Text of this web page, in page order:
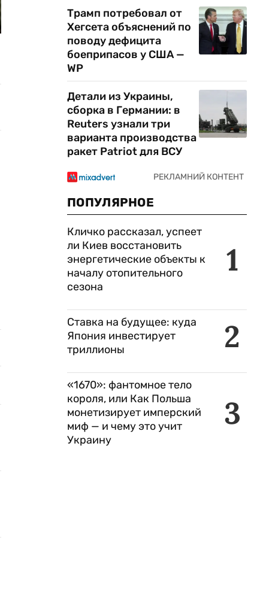
Трамп потребовал от
Хегсета объяснений по
поводу дефицита
боеприпасов у США —
WP
Детали из Украины,
сборка в Германии: в
Reuters узнали три
варианта производства
ракет Patriot для ВСУ
ПОПУЛЯРНОЕ
1
Кличко рассказал, успеет
ли Киев восстановить
энергетические объекты к
началу отопительного
сезона
2
Ставка на будущее: куда
Япония инвестирует
триллионы
3
«1670»: фантомное тело
короля, или Как Польша
монетизирует имперский
миф — и чему это учит
Украину